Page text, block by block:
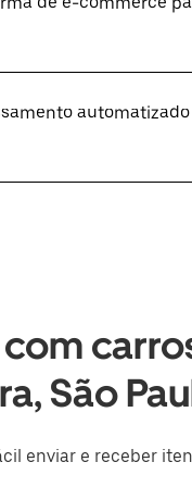
automatizado
São
enviar e receber